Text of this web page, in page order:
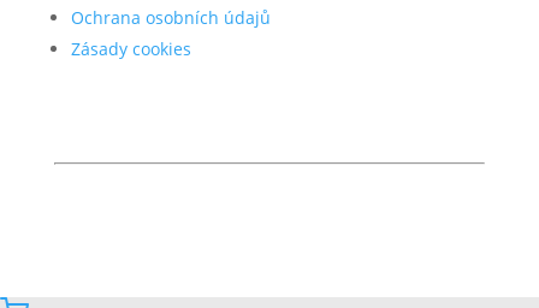
Ochrana osobních údajů
Zásady cookies